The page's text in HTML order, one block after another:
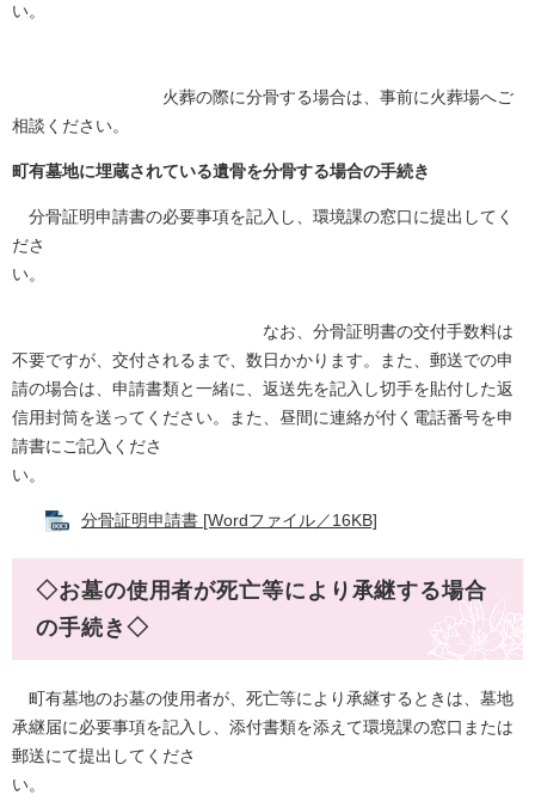
い。
火葬の際に分骨する場合は、事前に火葬場へご
相談ください。
町有墓地に埋蔵されている遺骨を分骨する場合の手続き
分骨証明申請書の必要事項を記入し、環境課の窓口に提出してく
ださ
い。
なお、分骨証明書の交付手数料は
不要ですが、交付されるまで、数日かかります。また、郵送での申
請の場合は、申請書類と一緒に、返送先を記入し切手を貼付した返
信用封筒を送ってください。また、昼間に連絡が付く電話番号を申
請書にご記入くださ
い。
分骨証明申請書 [Wordファイル／16KB]
◇お墓の使用者が死亡等により承継する場合
の手続き◇
町有墓地のお墓の使用者が、死亡等により承継するときは、墓地
承継届に必要事項を記入し、添付書類を添えて環境課の窓口または
郵送にて提出してくださ
い。